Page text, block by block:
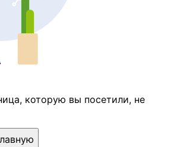
которую вы посетили, не